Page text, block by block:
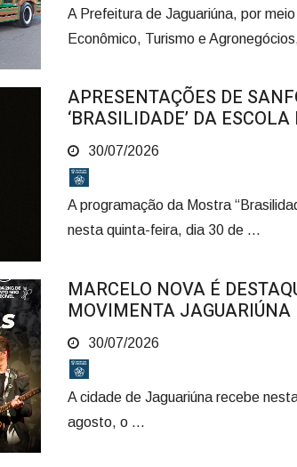
A Prefeitura de Jaguariúna, por
Econômico, Turismo e
APRESENTAÇÕES DE
‘BRASILIDADE’ DA
30/07/2026
A programação da Mostra
nesta quinta-feira, dia 30 de ...
MARCELO NOVA É
MOVIMENTA
30/07/2026
A cidade de Jaguariúna recebe
agosto, o ...